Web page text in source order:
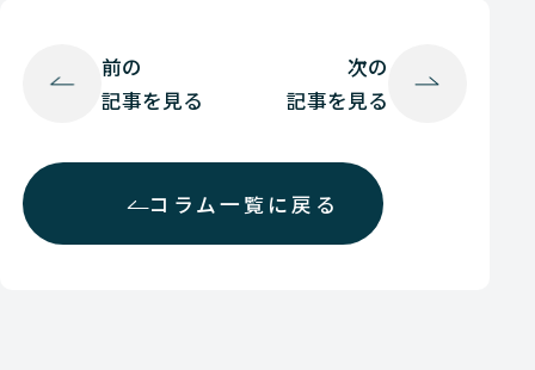
前の
記事を見る
コラム一覧に戻る
次の
記事を見る